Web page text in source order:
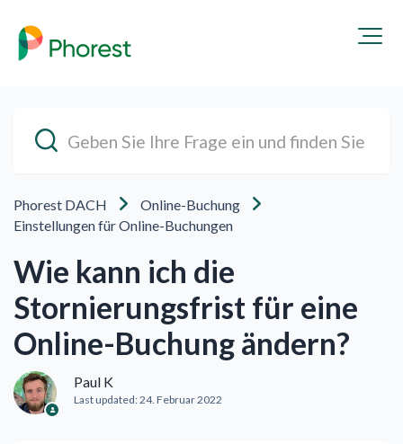
Phorest DACH
Online-Buchung
Einstellungen für Online-Buchungen
Wie kann ich die
Stornierungsfrist für eine
Online-Buchung ändern?
Paul K
Last updated:24. Februar 2022